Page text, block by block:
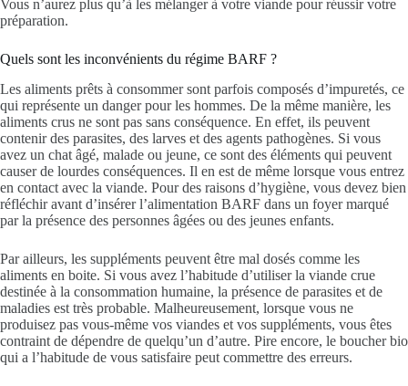
Vous n’aurez plus qu’à les mélanger à votre viande pour réussir votre
préparation.
Quels sont les inconvénients du régime BARF ?
Les aliments prêts à consommer sont parfois composés d’impuretés, ce
qui représente un danger pour les hommes. De la même manière, les
aliments crus ne sont pas sans conséquence. En effet, ils peuvent
contenir des parasites, des larves et des agents pathogènes. Si vous
avez un chat âgé, malade ou jeune, ce sont des éléments qui peuvent
causer de lourdes conséquences. Il en est de même lorsque vous entrez
en contact avec la viande. Pour des raisons d’hygiène, vous devez bien
réfléchir avant d’insérer l’alimentation BARF dans un foyer marqué
par la présence des personnes âgées ou des jeunes enfants.
Par ailleurs, les suppléments peuvent être mal dosés comme les
aliments en boite. Si vous avez l’habitude d’utiliser la viande crue
destinée à la consommation humaine, la présence de parasites et de
maladies est très probable. Malheureusement, lorsque vous ne
produisez pas vous-même vos viandes et vos suppléments, vous êtes
contraint de dépendre de quelqu’un d’autre. Pire encore, le boucher bio
qui a l’habitude de vous satisfaire peut commettre des erreurs.